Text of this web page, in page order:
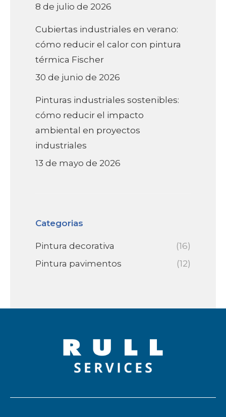
8 de julio de 2026
Cubiertas industriales en verano:
cómo reducir el calor con pintura
térmica Fischer
30 de junio de 2026
Pinturas industriales sostenibles:
cómo reducir el impacto
ambiental en proyectos
industriales
13 de mayo de 2026
Categorias
Pintura decorativa
(16)
Pintura pavimentos
(12)